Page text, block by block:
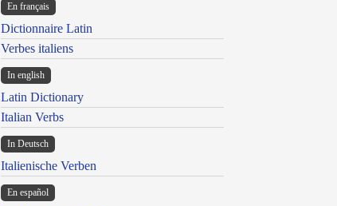
En français
Dictionnaire Latin
Verbes italiens
In english
Latin Dictionary
Italian Verbs
In Deutsch
Italienische Verben
En español